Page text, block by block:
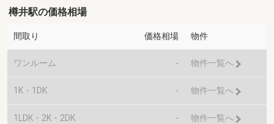
樽井駅の価格相場
間取り 価格相場 物件
ワンルーム - 物件一覧へ
1K・1DK - 物件一覧へ
1LDK・2K・2DK - 物件一覧へ